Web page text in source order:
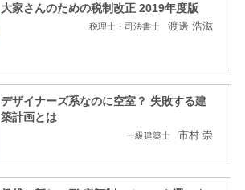
大家さんのための税制改正 2019年度版
税理士・司法書士 渡邊 浩滋
デザイナーズ系なのに空室？ 失敗する建
築計画とは
一級建築士 市村 崇